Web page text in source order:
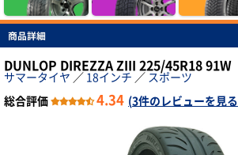
商品詳細
DUNLOP DIREZZA ZIII 225/45R18 91W
サマータイヤ ／ 18インチ ／ スポーツ
総合評価
4.34 (3件のレビューを見る